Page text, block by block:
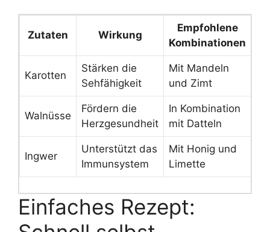
Zutaten Wirkung
Empfohlene
Kombinationen
Karotten
Stärken die
Sehfähigkeit
Mit Mandeln
und Zimt
Walnüsse
Fördern die
Herzgesundheit
In Kombination
mit Datteln
Ingwer
Unterstützt das
Immunsystem
Mit Honig und
Limette
Einfaches Rezept: